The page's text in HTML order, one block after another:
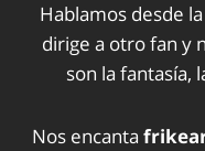
Hablamos desde
dirige a otro fan y
son la fantasía,
Nos encanta